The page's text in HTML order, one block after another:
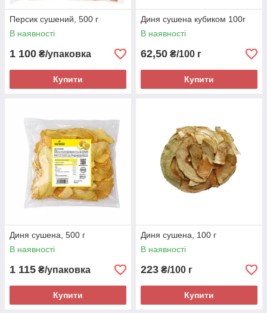
Персик сушений, 500 г
В наявності
1 100 ₴/упаковка
Купити
Диня сушена кубиком 100г
В наявності
62,50 ₴/100 г
Купити
Диня сушена, 500 г
В наявності
1 115 ₴/упаковка
Купити
Диня сушена, 100 г
В наявності
223 ₴/100 г
Купити